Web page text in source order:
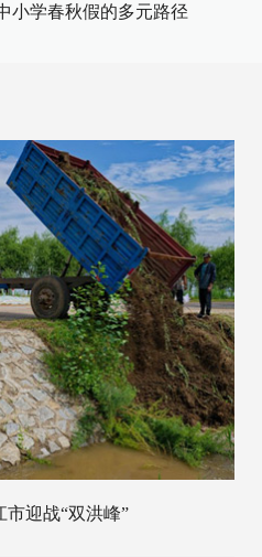
小学春秋假的多元路径
市迎战“双洪峰”